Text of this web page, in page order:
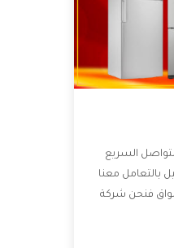
السريع
بالتعامل معنا
فنحن شركة
منها خدمة